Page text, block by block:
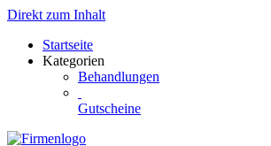
Direkt zum Inhalt
Startseite
Kategorien
Behandlungen
Gutscheine